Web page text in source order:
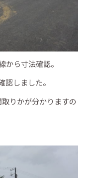
ら寸法確認。
しました。
りかが分かりますの